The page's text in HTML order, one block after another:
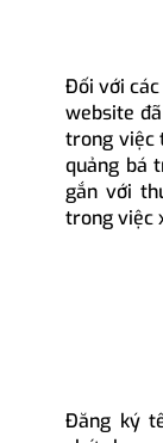
Đối với các
website
trong việc
quảng bá
gắn với
trong việc
Đăng ký